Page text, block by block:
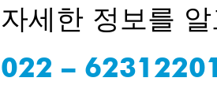
자세한 정보를
022 – 62312201